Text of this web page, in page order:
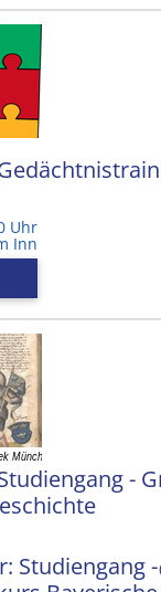
Uhr
Inn
-
Studiengang -